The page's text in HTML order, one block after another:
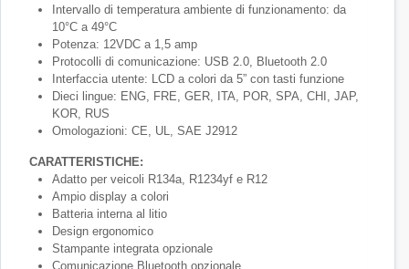
Intervallo di temperatura ambiente di funzionamento: da
10°C a 49°C
Potenza: 12VDC a 1,5 amp
Protocolli di comunicazione: USB 2.0, Bluetooth 2.0
Interfaccia utente: LCD a colori da 5” con tasti funzione
Dieci lingue: ENG, FRE, GER, ITA, POR, SPA, CHI, JAP,
KOR, RUS
Omologazioni: CE, UL, SAE J2912
CARATTERISTICHE:
Adatto per veicoli R134a, R1234yf e R12
Ampio display a colori
Batteria interna al litio
Design ergonomico
Stampante integrata opzionale
Comunicazione Bluetooth opzionale